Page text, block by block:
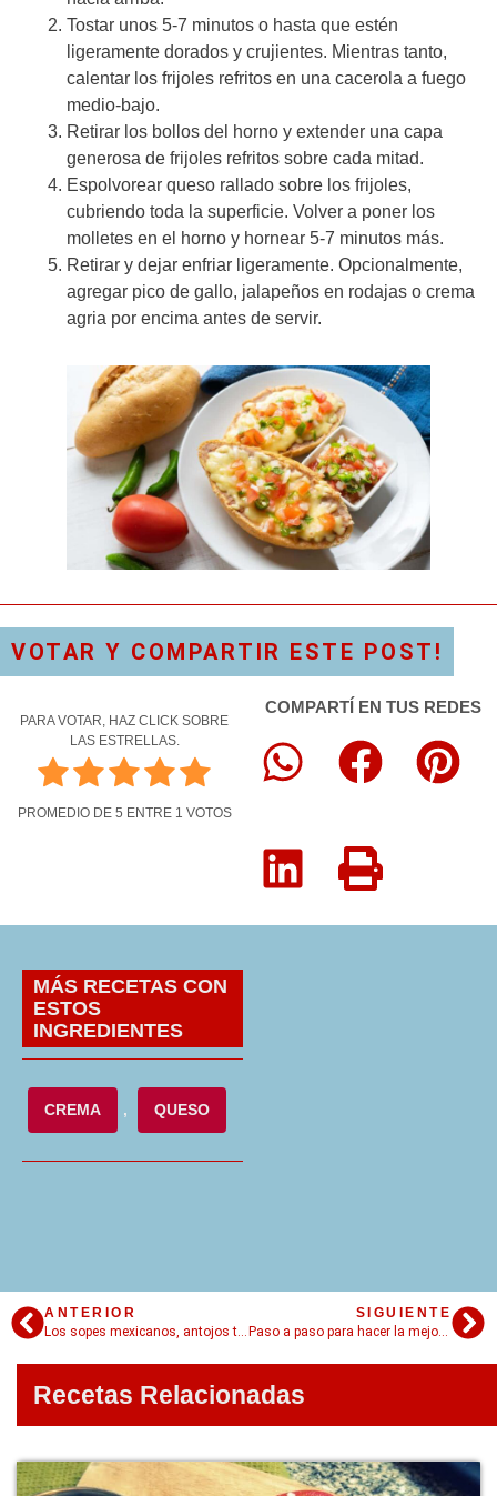
Tostar unos 5-7 minutos o hasta que estén
ligeramente dorados y crujientes. Mientras tanto,
calentar los frijoles refritos en una cacerola a fuego
medio-bajo.
Retirar los bollos del horno y extender una capa
generosa de frijoles refritos sobre cada mitad.
Espolvorear queso rallado sobre los frijoles,
cubriendo toda la superficie. Volver a poner los
molletes en el horno y hornear 5-7 minutos más.
Retirar y dejar enfriar ligeramente. Opcionalmente,
agregar pico de gallo, jalapeños en rodajas o crema
agria por encima antes de servir.
VOTAR Y COMPARTIR ESTE POST!
PARA VOTAR, HAZ CLICK SOBRE
LAS ESTRELLAS.
PROMEDIO DE 5 ENTRE 1 VOTOS
COMPARTÍ EN TUS REDES
MÁS RECETAS CON
ESTOS
INGREDIENTES
CREMA , QUESO
ANTERIOR
Los sopes mexicanos, antojos tradicionales
SIGUIENTE
Paso a paso para hacer la mejor birria de res
Recetas Relacionadas